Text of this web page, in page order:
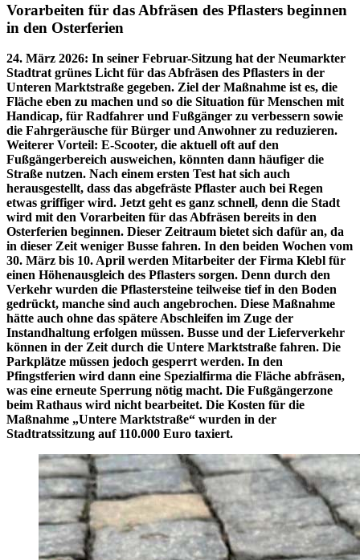
Vorarbeiten für das Abfräsen des Pflasters beginnen
in den Osterferien
24. März 2026: In seiner Februar-Sitzung hat der Neumarkter
Stadtrat grünes Licht für das Abfräsen des Pflasters in der
Unteren Marktstraße gegeben. Ziel der Maßnahme ist es, die
Fläche eben zu machen und so die Situation für Menschen mit
Handicap, für Radfahrer und Fußgänger zu verbessern sowie
die Fahrgeräusche für Bürger und Anwohner zu reduzieren.
Weiterer Vorteil: E-Scooter, die aktuell oft auf den
Fußgängerbereich ausweichen, könnten dann häufiger die
Straße nutzen. Nach einem ersten Test hat sich auch
herausgestellt, dass das abgefräste Pflaster auch bei Regen
etwas griffiger wird. Jetzt geht es ganz schnell, denn die Stadt
wird mit den Vorarbeiten für das Abfräsen bereits in den
Osterferien beginnen. Dieser Zeitraum bietet sich dafür an, da
in dieser Zeit weniger Busse fahren. In den beiden Wochen vom
30. März bis 10. April werden Mitarbeiter der Firma Klebl für
einen Höhenausgleich des Pflasters sorgen. Denn durch den
Verkehr wurden die Pflastersteine teilweise tief in den Boden
gedrückt, manche sind auch angebrochen. Diese Maßnahme
hätte auch ohne das spätere Abschleifen im Zuge der
Instandhaltung erfolgen müssen. Busse und der Lieferverkehr
können in der Zeit durch die Untere Marktstraße fahren. Die
Parkplätze müssen jedoch gesperrt werden. In den
Pfingstferien wird dann eine Spezialfirma die Fläche abfräsen,
was eine erneute Sperrung nötig macht. Die Fußgängerzone
beim Rathaus wird nicht bearbeitet. Die Kosten für die
Maßnahme „Untere Marktstraße“ wurden in der
Stadtratssitzung auf 110.000 Euro taxiert.